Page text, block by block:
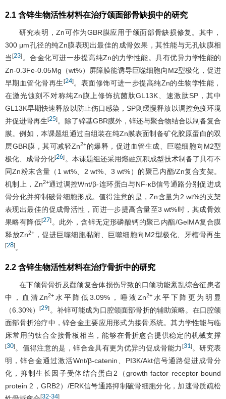
2.1 含锌生物活性材料在治疗颌面部骨缺损中的研究
研究表明，Zn可作为GBR膜应用于颌面部骨缺损修复。其中，
300 μm孔径的纯Zn膜表现出最佳的成骨效果，其性能与无孔钛膜相
当[23] 。合金化可进一步提高纯Zn的力学性能。具有优异力学性能的
Zn-0.3Fe-0.05Mg（wt%）屏障膜能诱导巨噬细胞向M2型极化，促进
早期血管化骨再生[24]。表面修饰可进一步提高纯Zn的生物学性能，
在激光蚀刻不对称纯Zn膜上修饰抗菌肽GL13K、速激肽SP，其中
GL13K早期快速释放以防止伤口感染，SP则缓慢释放以调控免疫环境
并促进骨再生[25]。除了锌基GBR膜外，锌还与聚合物结合以制备复合
膜。例如，本课题组通过自组装在纯Zn膜表面制备矿化胶原蛋白的双
层GBR膜，其可减轻Zn2+的爆释，促进血管生成、巨噬细胞向M2型
极化、成骨分化[26] 。本课题组还采用熔融沉积成型技术制备了具有不
同Zn粉末含量（1 wt%、2 wt%、3 wt%）的聚己内酯/Zn复合支架。
机制上，Zn2+通过调控Wnt/β-连环蛋白与NF-κB信号通路分别促进成
骨分化并抑制破骨细胞形成。值得注意的是，Zn含量为2 wt%的支架
表现出最佳的促成骨活性，而进一步提高含量至3 wt%时，其成骨效
果略有降低[27] 。此外，含锌无定形磷酸钙的聚己内酯/GelMA复合膜
释放Zn2+ ，促进巨噬细胞黏附、巨噬细胞向M2型极化、牙槽骨再生
[28]。
2.2 含锌生物活性材料在治疗骨折中的研究
在下颌骨骨折及颧颌复合体损伤导致的口颌功能紊乱综合征患者
中，血清Zn2+ 水平降低3.09%，唾液Zn2+水平下降更为明显
（6.30%）[29] 。补锌可能成为口腔颌面部骨折的辅助策略。在口腔颌
面部骨折治疗中，锌合金主要应用形式为接骨系统。其力学性能与临
床常用的钛合金接骨板相当，能够在骨折愈合提供稳定的机械支撑
[30]。值得注意的是，锌合金具有更为优异的促成骨能力 [31]。研究表
明，锌合金通过激活Wnt/β-catenin、PI3K/Akt信号通路促进成骨分
化，抑制生长因子受体结合蛋白2（growth factor receptor bound
protein 2，GRB2）/ERK信号通路抑制破骨细胞分化，加速骨质疏松
[32-34]